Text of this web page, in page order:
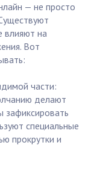
— не просто
влияют на
Вот
части:
делают
зафиксировать
специальные
прокрутки и